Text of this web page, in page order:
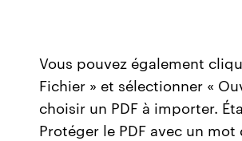
Vous pouvez également
Fichier » et sélectionner «
choisir un PDF à importer.
Protéger le PDF avec un mot